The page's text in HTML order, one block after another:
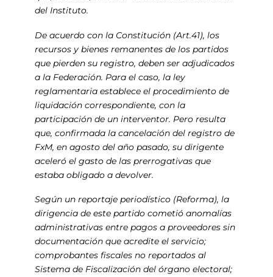
del Instituto.
De acuerdo con la Constitución (Art.41), los
recursos y bienes remanentes de los partidos
que pierden su registro, deben ser adjudicados
a la Federación. Para el caso, la ley
reglamentaria establece el procedimiento de
liquidación correspondiente, con la
participación de un interventor. Pero resulta
que, confirmada la cancelación del registro de
FxM, en agosto del año pasado, su dirigente
aceleró el gasto de las prerrogativas que
estaba obligado a devolver.
Según un reportaje periodístico (Reforma), la
dirigencia de este partido cometió anomalías
administrativas entre pagos a proveedores sin
documentación que acredite el servicio;
comprobantes fiscales no reportados al
Sistema de Fiscalización del órgano electoral;